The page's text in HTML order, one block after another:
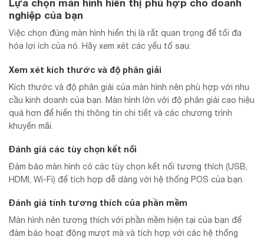
Lựa chọn màn hình hiển thị phù hợp cho doanh
nghiệp của bạn
Việc chọn đúng màn hình hiển thị là rất quan trọng để tối đa
hóa lợi ích của nó. Hãy xem xét các yếu tố sau:
Xem xét kích thước và độ phân giải
Kích thước và độ phân giải của màn hình nên phù hợp với nhu
cầu kinh doanh của bạn. Màn hình lớn với độ phân giải cao hiệu
quả hơn để hiển thị thông tin chi tiết và các chương trình
khuyến mãi.
Đánh giá các tùy chọn kết nối
Đảm bảo màn hình có các tùy chọn kết nối tương thích (USB,
HDMI, Wi-Fi) để tích hợp dễ dàng với hệ thống POS của bạn.
Đánh giá tính tương thích của phần mềm
Màn hình nên tương thích với phần mềm hiện tại của bạn để
đảm bảo hoạt động mượt mà và tích hợp với các hệ thống